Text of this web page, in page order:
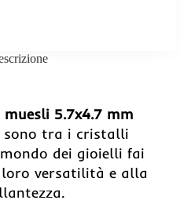
5.7x4.7 mm
sono tra i cristalli
dei gioielli fai
versatilità e alla